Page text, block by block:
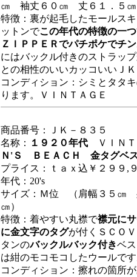
㎝ 袖丈６０㎝ 丈６１．５㎝
特徴：裏が起毛したモールス
ットンでこの年代の特徴の一
ＺＩＰＰＥＲでパチポケでチ
にはバックル付きのストラッ
との相性のいいカッコいいＪＫ
コンディション：シミとタタ
ります。ＶＩＮＴＡＧＥ
商品番号：ＪＫ－８３５
名称：
１９２０年代 ＶＩＮ
Ｎ'Ｓ ＢＥＡＣＨ 金タグベ
プライス：ｔａｘ込￥２９９,
年代：20's
サイズ：Ｍ位
（肩幅３５
㎝）
特徴：着やすい丸襟で襟元に
に金文字のタグが付くＳＣＯ
タンのバックルバック付きベ
は紺のモコモコしたウールです
コンディション：擦れの箇所